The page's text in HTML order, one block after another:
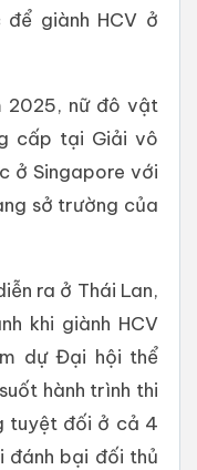
giành HCV ở
2025, nữ đô vật
cấp tại Giải vô
ở Singapore với
sở trường của
ra ở Thái Lan,
khi giành HCV
dự Đại hội thể
hành trình thi
tuyệt đối ở cả 4
bại đối thủ